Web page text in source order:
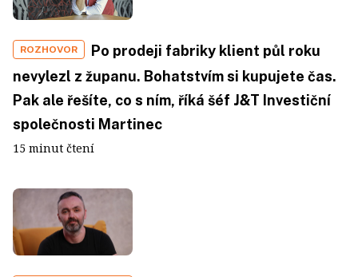
ROZHOVOR
Po prodeji fabriky klient půl roku
nevylezl z županu. Bohatstvím si kupujete čas.
Pak ale řešíte, co s ním, říká šéf J&T Investiční
společnosti Martinec
15 minut čtení